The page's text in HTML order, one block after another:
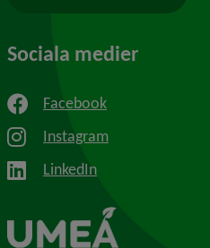
Sociala medier
Facebook
Instagram
LinkedIn